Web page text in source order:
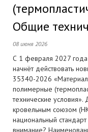
Общие
08 июня 2026
С 1 февраля 2027 года
начнёт действовать
35340-2026
полимерные
технические
кровельным союзом
национальный
внимание?